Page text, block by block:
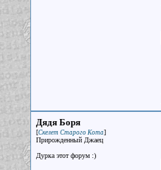
Дядя Боря
[Скелет Старого Кота]
Прирожденный Джаец
Дурка этот форум :)